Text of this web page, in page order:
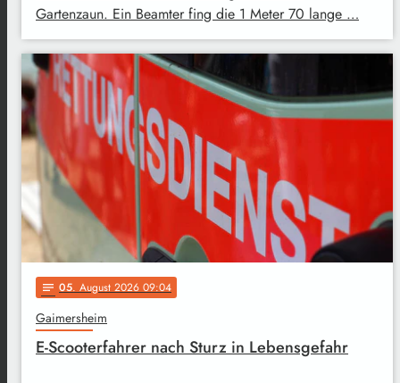
Gartenzaun. Ein Beamter fing die 1 Meter 70 lange …
notes 05. August 2026 09:04
Gaimersheim
E-Scooterfahrer nach Sturz in Lebensgefahr